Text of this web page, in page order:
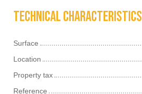
Technical characteristics
Surface
Location
Property tax
Reference